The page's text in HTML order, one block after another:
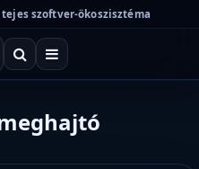
szoftver-ökoszisztéma